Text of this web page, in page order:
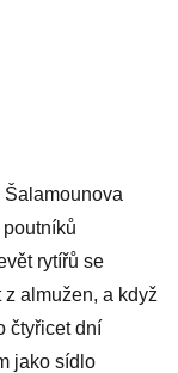
rytířů se
almužen, a když
čtyřicet dní
jako sídlo